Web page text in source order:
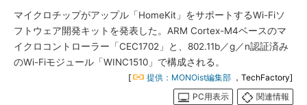
マイクロチップがアップル「HomeKit」をサポートするWi-Fiソ
フトウェア開発キットを発表した。ARM Cortex-M4ベースのマ
イクロコントローラー「CEC1702」と、802.11b／g／n認証済み
のWi-Fiモジュール「WINC1510」で構成される。
[ 提供：MONOist編集部 ，TechFactory]
PC用表示
関連情報